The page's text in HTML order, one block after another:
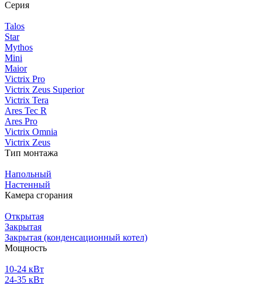
Серия
Talos
Star
Mythos
Mini
Maior
Victrix Pro
Victrix Zeus Superior
Victrix Tera
Ares Tec R
Ares Pro
Victrix Omnia
Victrix Zeus
Тип монтажа
Напольный
Настенный
Камера сгорания
Открытая
Закрытая
Закрытая (конденсационный котел)
Мощность
10-24 кВт
24-35 кВт